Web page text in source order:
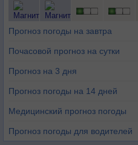
Прогноз погоды на завтра
Почасовой прогноз на сутки
Прогноз на 3 дня
Прогноз погоды на 14 дней
Медицинский прогноз погоды
Прогноз погоды для водителей